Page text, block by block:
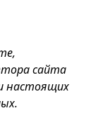
сайта
настоящих